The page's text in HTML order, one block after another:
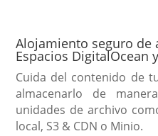
Alojamiento seguro de
Espacios DigitalOcean
Cuida del contenido de
almacenarlo de
unidades de archivo
local, S3 & CDN o Minio.